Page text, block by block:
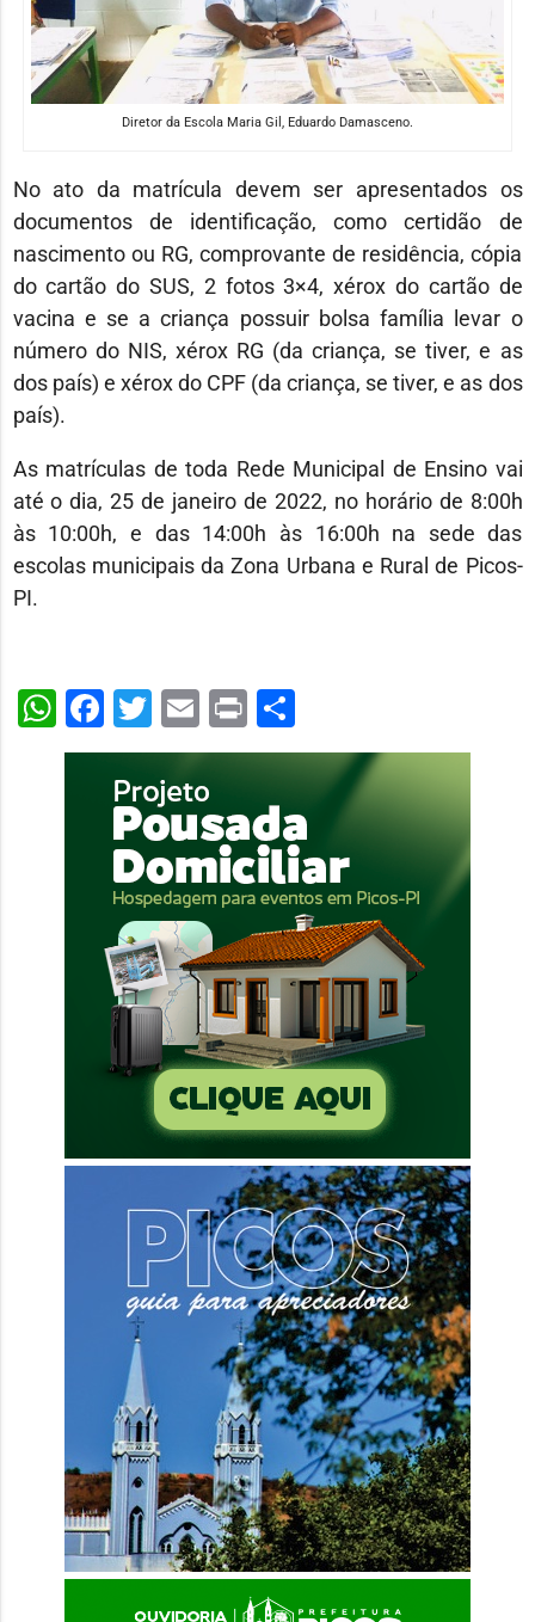
Diretor da Escola Maria Gil, Eduardo Damasceno.
No ato da matrícula devem ser apresentados os
documentos de identificação, como certidão de
nascimento ou RG, comprovante de residência, cópia
do cartão do SUS, 2 fotos 3×4, xérox do cartão de
vacina e se a criança possuir bolsa família levar o
número do NIS, xérox RG (da criança, se tiver, e as
dos país) e xérox do CPF (da criança, se tiver, e as dos
país).
As matrículas de toda Rede Municipal de Ensino vai
até o dia, 25 de janeiro de 2022, no horário de 8:00h
às 10:00h, e das 14:00h às 16:00h na sede das
escolas municipais da Zona Urbana e Rural de Picos-
PI.
WhatsApp
Facebook
Twitter
Email
PrintShare